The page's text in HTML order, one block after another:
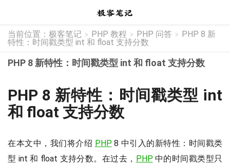
当前位置： 极客笔记 > PHP 教程 > PHP 问答 > PHP 8 新
特性：时间戳类型 int 和 float 支持分数
PHP 8 新特性：时间戳类型 int 和 float 支持分数
PHP 8 新特性：时间戳类型 int
和 float 支持分数
在本文中，我们将介绍 PHP8 中引入的新特性：时间戳类
型 int 和 float 支持分数。在过去， PHP中的时间戳类型只